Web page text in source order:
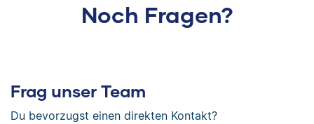
Noch Fragen?
Frag unser Team
Du bevorzugst einen direkten Kontakt?